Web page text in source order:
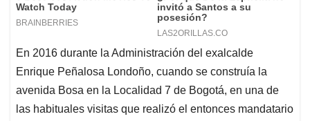
En 2016 durante la Administración del exalcalde
Enrique Peñalosa Londoño, cuando se construía la
avenida Bosa en la Localidad 7 de Bogotá, en una de
las habituales visitas que realizó el entonces mandatario